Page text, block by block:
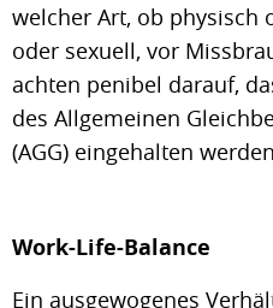
welcher Art, ob physisch
oder sexuell, vor
achten penibel darauf,
des Allgemeinen
(AGG) eingehalten
Work-Life-Balance
Ein ausgewogenes